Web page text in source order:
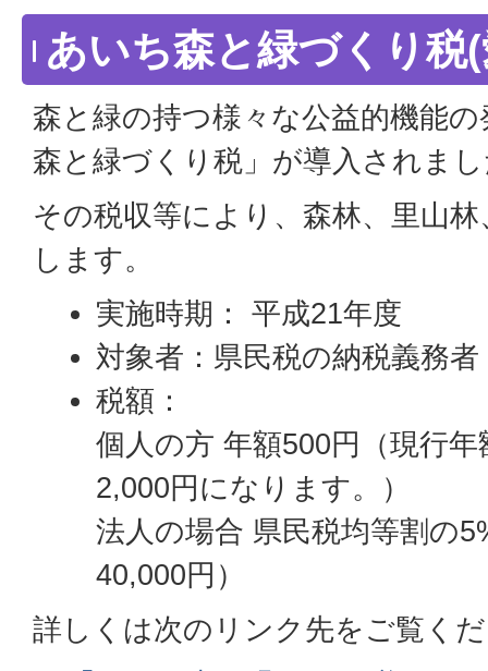
あいち森と緑づくり税
森と緑の持つ様々な公益的機能
森と緑づくり税」が導入されま
その税収等により、森林、里山
します。
実施時期： 平成21年度
対象者：県民税の納税義務者
税額：
個人の方 年額500円（現行
2,000円になります。）
法人の場合 県民税均等割の
40,000円）
詳しくは次のリンク先をご覧く